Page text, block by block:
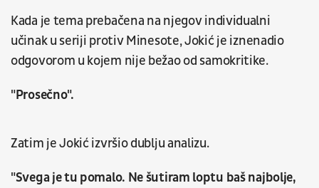
Kada je tema prebačena na njegov individualni
učinak u seriji protiv Minesote, Jokić je iznenadio
odgovorom u kojem nije bežao od samokritike.
"Prosečno".
Zatim je Jokić izvršio dublju analizu.
"Svega je tu pomalo. Ne šutiram loptu baš najbolje,